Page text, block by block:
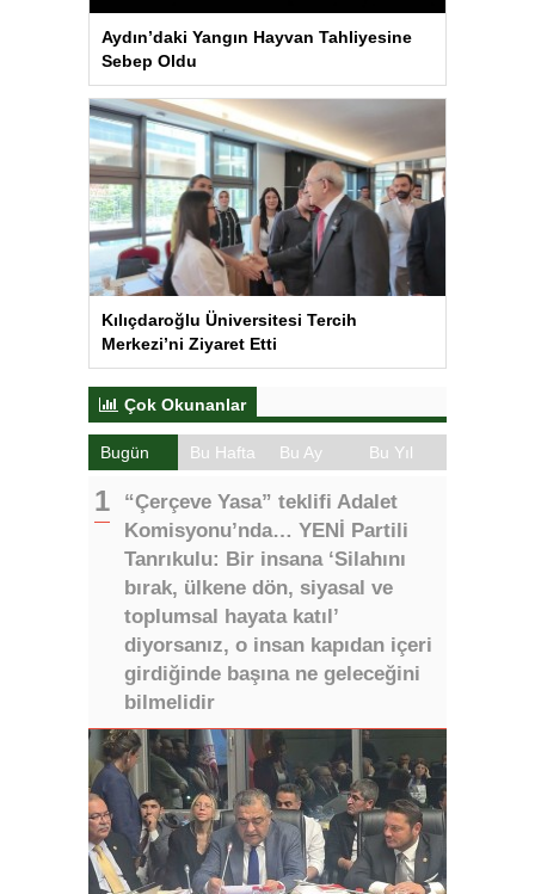
Aydın’daki Yangın Hayvan Tahliyesine
Sebep Oldu
Kılıçdaroğlu Üniversitesi Tercih
Merkezi’ni Ziyaret Etti
Çok Okunanlar
Bugün Bu Hafta Bu Ay Bu Yıl
“Çerçeve Yasa” teklifi Adalet
Komisyonu’nda… YENİ Partili
Tanrıkulu: Bir insana ‘Silahını
bırak, ülkene dön, siyasal ve
toplumsal hayata katıl’
diyorsanız, o insan kapıdan içeri
girdiğinde başına ne geleceğini
bilmelidir